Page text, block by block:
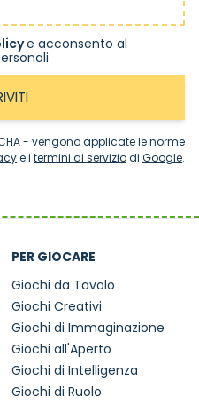
e acconsento al
- vengono applicate lenorme
e i termini di serviziodi Google.
PER GIOCARE
Giochi da Tavolo
Giochi Creativi
Giochi di Immaginazione
Giochi all'Aperto
Giochi di Intelligenza
Giochi di Ruolo